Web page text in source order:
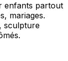
enfants partout
mariages.
sculpture